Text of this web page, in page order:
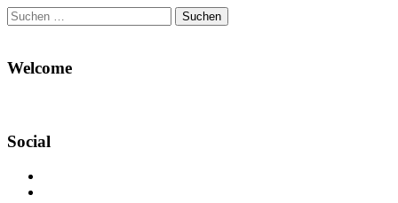
Suchen
nach:
Welcome
Social